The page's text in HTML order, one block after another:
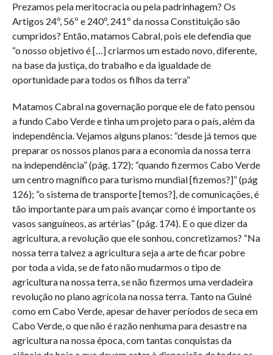
Prezamos pela meritocracia ou pela padrinhagem? Os
Artigos 24º, 56º e 240º, 241º da nossa Constituição são
cumpridos? Então, matamos Cabral, pois ele defendia que
“o nosso objetivo é […] criarmos um estado novo, diferente,
na base da justiça, do trabalho e da igualdade de
oportunidade para todos os filhos da terra”
Matamos Cabral na governação porque ele de fato pensou
a fundo Cabo Verde e tinha um projeto para o país, além da
independência. Vejamos alguns planos: “desde já temos que
preparar os nossos planos para a economia da nossa terra
na independência” (pág. 172); “quando fizermos Cabo Verde
um centro magnífico para turismo mundial [fizemos?]” (pág
126); “o sistema de transporte [temos?], de comunicações, é
tão importante para um país avançar como é importante os
vasos sanguíneos, as artérias” (pág. 174). E o que dizer da
agricultura, a revolução que ele sonhou, concretizamos? “Na
nossa terra talvez a agricultura seja a arte de ficar pobre
por toda a vida, se de fato não mudarmos o tipo de
agricultura na nossa terra, se não fizermos uma verdadeira
revolução no plano agrícola na nossa terra. Tanto na Guiné
como em Cabo Verde, apesar de haver períodos de seca em
Cabo Verde, o que não é razão nenhuma para desastre na
agricultura na nossa época, com tantas conquistas da